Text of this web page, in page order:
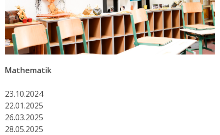
Mathematik
23.10.2024
22.01.2025
26.03.2025
28.05.2025